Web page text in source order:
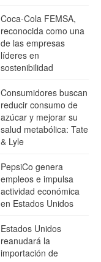
Coca-Cola FEMSA,
reconocida como una
de las empresas
líderes en
sostenibilidad
Consumidores buscan
reducir consumo de
azúcar y mejorar su
salud metabólica: Tate
& Lyle
PepsiCo genera
empleos e impulsa
actividad económica
en Estados Unidos
Estados Unidos
reanudará la
importación de